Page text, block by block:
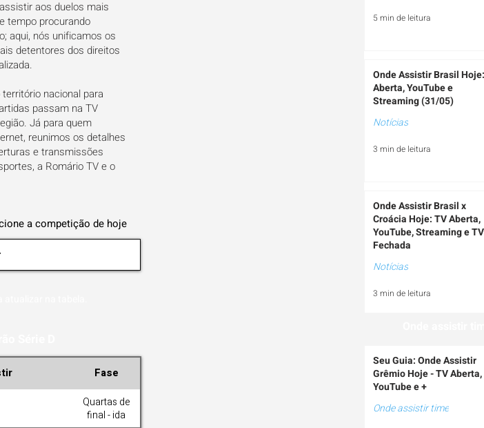
aos duelos mais
tempo procurando
aqui, nós unificamos os
detentores dos direitos
nacional para
passam na TV
Já para quem
reunimos os detalhes
e transmissões
a Romário TV e o
a competição de hoje
Fase
Quartas de
final - ida
5 min de leitura
Onde Assistir Brasil
Aberta, YouTube e
Streaming (31/05)
Notícias
3 min de leitura
Onde Assistir Brasil x
Croácia Hoje: TV Aberta,
YouTube, Streaming e TV
Fechada
Notícias
3 min de leitura
Seu Guia: Onde Assistir
Grêmio Hoje - TV Aberta,
YouTube e +
Onde assistir time